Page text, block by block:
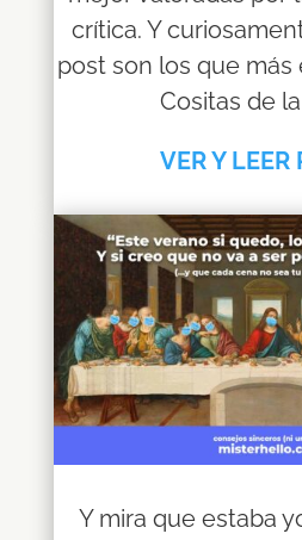
crítica. Y
post son los que más
Cositas de
VER Y LEER
Y mira que estaba